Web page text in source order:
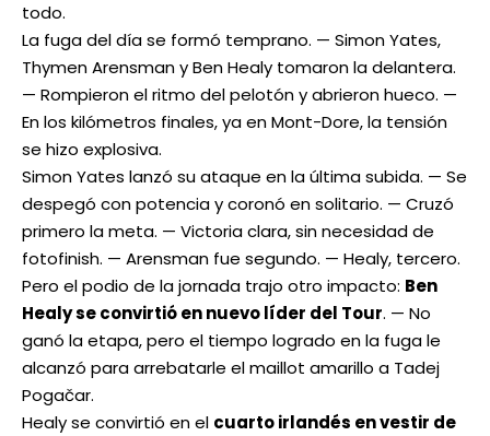
todo.
La fuga del día se formó temprano. — Simon Yates,
Thymen Arensman y Ben Healy tomaron la delantera.
— Rompieron el ritmo del pelotón y abrieron hueco. —
En los kilómetros finales, ya en Mont-Dore, la tensión
se hizo explosiva.
Simon Yates lanzó su ataque en la última subida. — Se
despegó con potencia y coronó en solitario. — Cruzó
primero la meta. — Victoria clara, sin necesidad de
fotofinish. — Arensman fue segundo. — Healy, tercero.
Pero el podio de la jornada trajo otro impacto: Ben
Healy se convirtió en nuevo líder del Tour. — No
ganó la etapa, pero el tiempo logrado en la fuga le
alcanzó para arrebatarle el maillot amarillo a Tadej
Pogačar.
Healy se convirtió en el cuarto irlandés en vestir de